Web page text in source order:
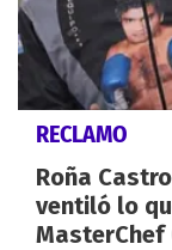
RECLAMO
Roña
ventiló lo
MasterChef